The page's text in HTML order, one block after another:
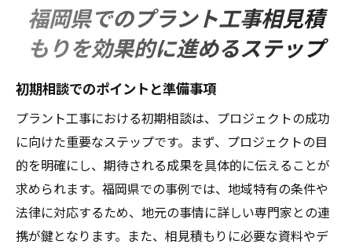
福岡県でのプラント工事相見積
もりを効果的に進めるステップ
初期相談でのポイントと準備事項
プラント工事における初期相談は、プロジェクトの成功
に向けた重要なステップです。まず、プロジェクトの目
的を明確にし、期待される成果を具体的に伝えることが
求められます。福岡県での事例では、地域特有の条件や
法律に対応するため、地元の事情に詳しい専門家との連
携が鍵となります。また、相見積もりに必要な資料やデ